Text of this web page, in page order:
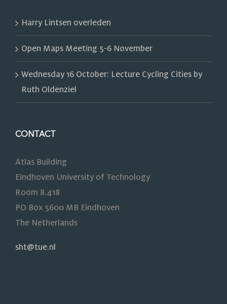
Harry Lintsen overleden
Open Maps Meeting 5-6 November
Wednesday 16 October: Lecture Cycling Cities by
Ruth Oldenziel
CONTACT
Atlas Building
Eindhoven University of Technology
Room 8.418
PO Box 5600 MB Eindhoven
The Netherlands
sht@tue.nl